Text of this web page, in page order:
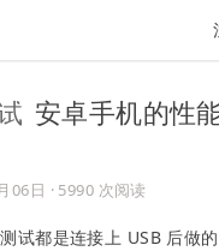
安卓手机的性
06日 · 5990 次阅读
试都是连接上 USB 后做